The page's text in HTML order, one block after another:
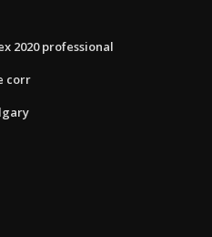
2020 professional
corr